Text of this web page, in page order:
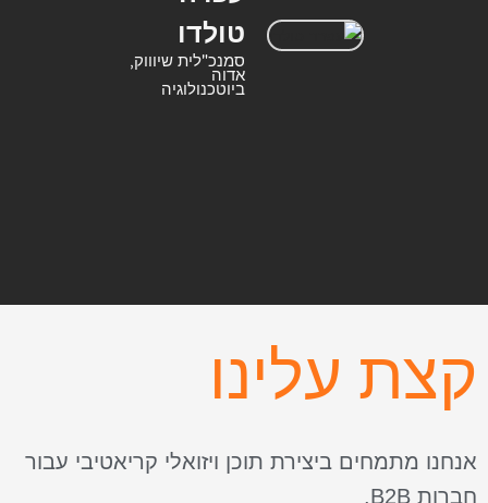
טולדו
סמנכ"לית שיוווק,
אדוה
ביוטכנולוגיה
קצת עלינו
אנחנו מתמחים ביצירת תוכן ויזואלי קריאטיבי עבור
חברות B2B.